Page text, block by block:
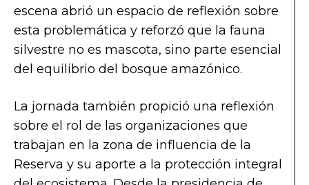
escena abrió un espacio de reflexión sobre
esta problemática y reforzó que la fauna
silvestre no es mascota, sino parte esencial
del equilibrio del bosque amazónico.
La jornada también propició una reflexión
sobre el rol de las organizaciones que
trabajan en la zona de influencia de la
Reserva y su aporte a la protección integral